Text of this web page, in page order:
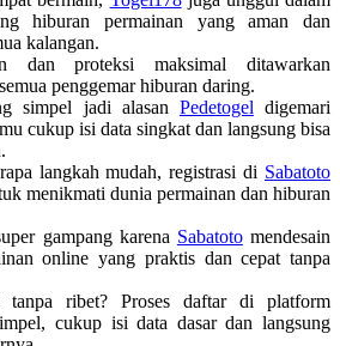
hiburan permainan yang aman dan
kalangan.
dan proteksi maksimal ditawarkan
penggemar hiburan daring.
simpel jadi alasan Pedetogel digemari
cukup isi data singkat dan langsung bisa
langkah mudah, registrasi di Sabatoto
menikmati dunia permainan dan hiburan
gampang karena Sabatotomendesain
online yang praktis dan cepat tanpa
tanpa ribet? Proses daftar di platform
cukup isi data dasar dan langsung